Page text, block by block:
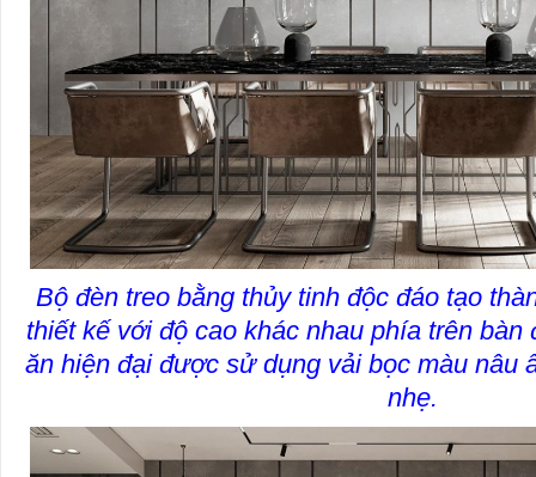
Bộ đèn treo bằng thủy tinh độc đáo tạo
thiết kế với độ cao khác nhau phía trên bàn
ăn hiện đại được sử dụng vải bọc màu nâu
nhẹ.